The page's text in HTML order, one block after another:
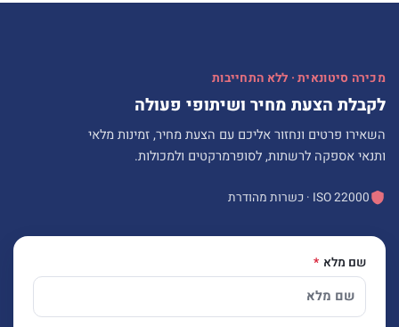
מכירה סיטונאית · ללא התחייבות
לקבלת הצעת מחיר ושיתופי פעולה
השאירו פרטים ונחזור אליכם עם הצעת מחיר, זמינות מלאי
ותנאי אספקה לרשתות, לסופרמרקטים ולמכולות.
ISO 22000 · כשרות מהודרת
שם מלא